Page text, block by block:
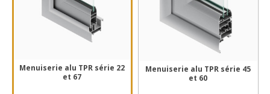
Menuiserie alu TPR série 22
et 67
Menuiserie alu TPR série 45
et 60